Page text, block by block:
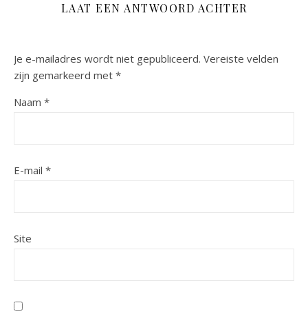
LAAT EEN ANTWOORD ACHTER
Je e-mailadres wordt niet gepubliceerd. Vereiste velden
zijn gemarkeerd met *
Naam *
E-mail *
Site